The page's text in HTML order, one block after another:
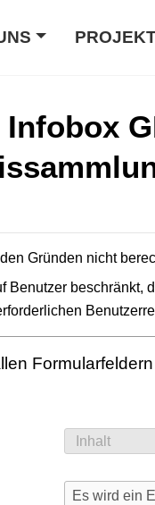
,Suche
Gründen nicht
Benutzer beschränkt,